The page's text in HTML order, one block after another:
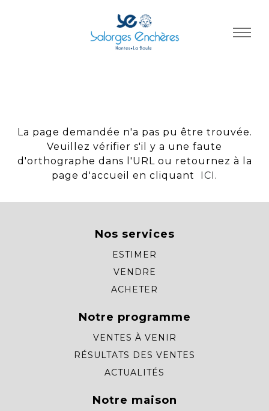
La page demandée n'a pas pu être trouvée.
Veuillez vérifier s'il y a une faute
d'orthographe dans l'URL ou retournez à la
page d'accueil en cliquant
ICI .
Nos services
ESTIMER
VENDRE
ACHETER
Notre programme
VENTES À VENIR
RÉSULTATS DES VENTES
ACTUALITÉS
Notre maison